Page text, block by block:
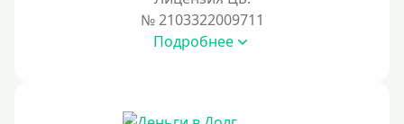
Под ПТС по доверенности№ 2103322009711
Подробнее